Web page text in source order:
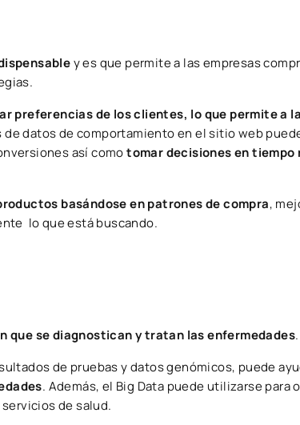
y es que permite a las empresas
preferencias de los clientes, lo que permite a
de datos de comportamiento en el sitio web
así comotomar decisiones en
basándose en patrones de compra,
lo que está buscando.
que se diagnostican y tratan las enfermedades.
de pruebas y datos genómicos, puede
. Además, el Big Data puede utilizarse para
de salud.